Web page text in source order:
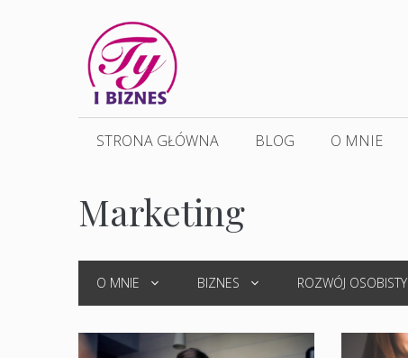
STRONA GŁÓWNA BLOG O MNIE
Marketing
O MNIE BIZNES ROZWÓJ OSOBISTY